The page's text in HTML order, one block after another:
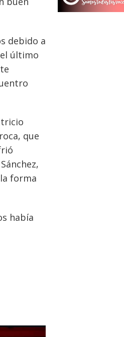
debido a
último
que
forma
había